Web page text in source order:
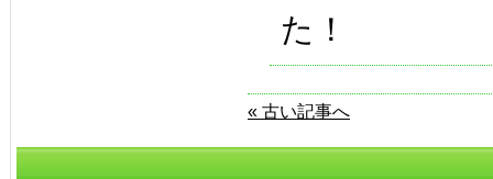
た！
« 古い記事へ